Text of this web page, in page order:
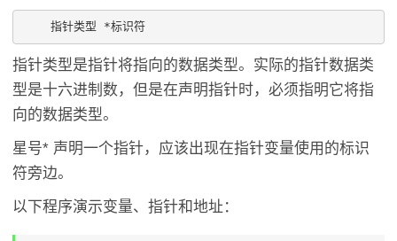
    指针类型 *标识符
指针类型是指针将指向的数据类型。实际的指针数据类
型是十六进制数，但是在声明指针时，必须指明它将指
向的数据类型。
星号* 声明一个指针，应该出现在指针变量使用的标识
符旁边。
以下程序演示变量、指针和地址：